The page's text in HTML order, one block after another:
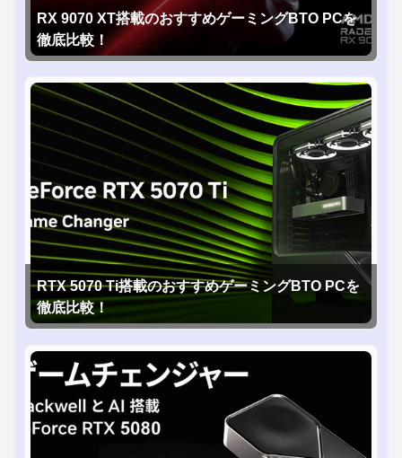
RX 9070 XT搭載のおすすめゲーミングBTO PCを
徹底比較！
RTX 5070 Ti搭載のおすすめゲーミングBTO PCを
徹底比較！